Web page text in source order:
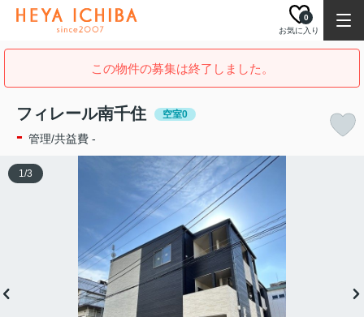
お気に入り
0
この物件の募集は終了しました。
フィレール南千住 空室0
- 管理/共益費 -
1/3